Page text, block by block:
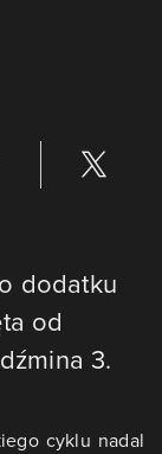
dodatku
od
3.
cyklu nadal